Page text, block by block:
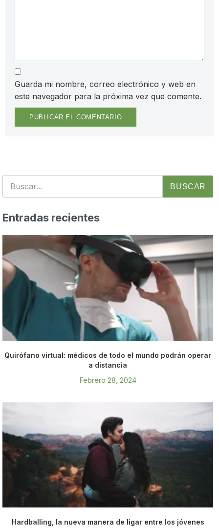
Guarda mi nombre, correo electrónico y web en
este navegador para la próxima vez que comente.
BUSCAR
Entradas recientes
Quirófano virtual: médicos de todo el mundo podrán operar
a distancia
Febrero 28, 2024
Hardballing, la nueva manera de ligar entre los jóvenes